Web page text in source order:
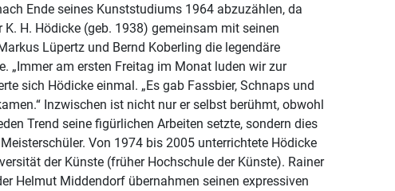
Ende seines Kunststudiums 1964 abzuzählen, da
K. H. Hödicke (geb. 1938) gemeinsam mit seinen
Lüpertz und Bernd Koberling die legendäre
„Immer am ersten Freitag im Monat luden wir zur
sich Hödicke einmal. „Es gab Fassbier, Schnaps und
Inzwischen ist nicht nur er selbst berühmt, obwohl
Trend seine figürlichen Arbeiten setzte, sondern dies
Von 1974 bis 2005 unterrichtete Hödicke
der Künste (früher Hochschule der Künste). Rainer
Helmut Middendorf übernahmen seinen expressiven